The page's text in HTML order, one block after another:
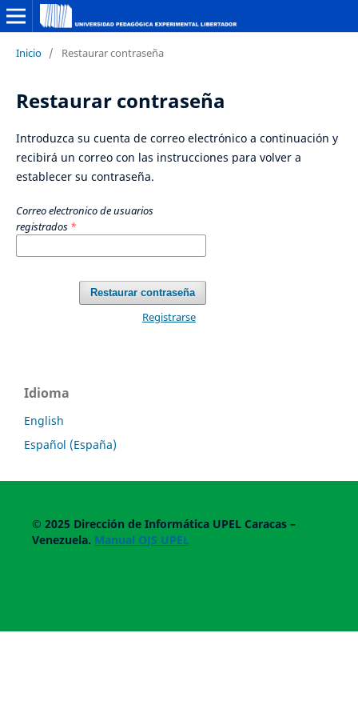
Inicio / Restaurar contraseña
Restaurar contraseña
Introduzca su cuenta de correo electrónico a continuación y
recibirá un correo con las instrucciones para volver a
establecer su contraseña.
Correo electronico de usuarios
registrados *
Restaurar contraseña
Registrarse
Idioma
English
Español (España)
© 2025 Dirección de Informática UPEL Caracas –
Venezuela. Manual OJS UPEL